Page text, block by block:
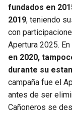
fundados en
2019, teniendo
con
Apertura 2025.
en 2020,
durante su
campaña fue el
antes de ser
Cañoneros se